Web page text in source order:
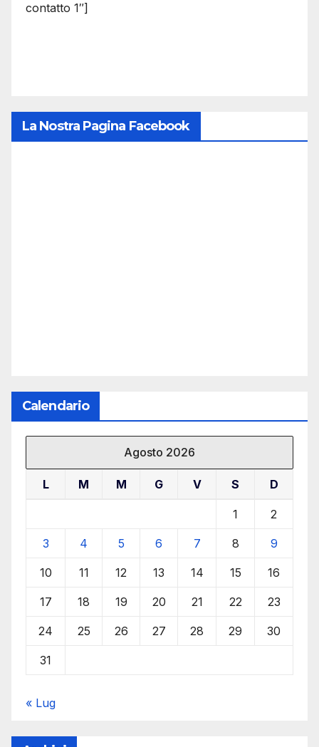
contatto 1″]
La Nostra Pagina Facebook
Calendario
Agosto 2026
L M M G V S D
1 2
3 4 5 6 7 8 9
10 11 12 13 14 15 16
17 18 19 20 21 22 23
24 25 26 27 28 29 30
31
« Lug